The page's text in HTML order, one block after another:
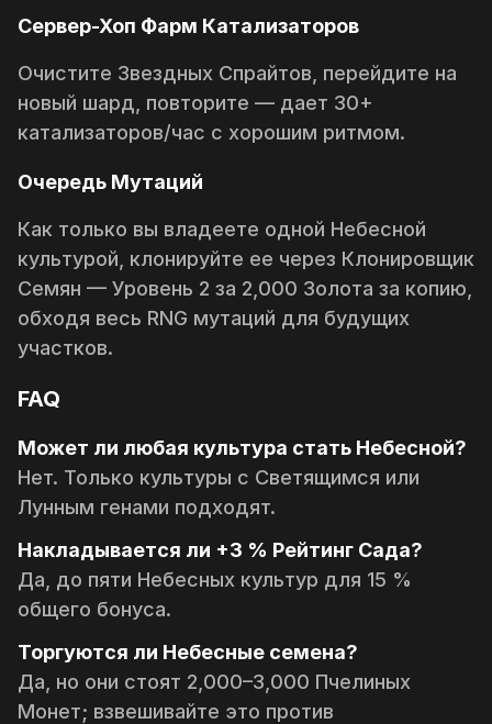
Сервер-Хоп Фарм Катализаторов
Очистите Звездных Спрайтов, перейдите на
новый шард, повторите — дает 30+
катализаторов/час с хорошим ритмом.
Очередь Мутаций
Как только вы владеете одной Небесной
культурой, клонируйте ее через Клонировщик
Семян — Уровень 2 за 2,000 Золота за копию,
обходя весь RNG мутаций для будущих
участков.
FAQ
Может ли любая культура стать Небесной?
Нет. Только культуры с Светящимся или
Лунным генами подходят.
Накладывается ли +3 % Рейтинг Сада?
Да, до пяти Небесных культур для 15 %
общего бонуса.
Торгуются ли Небесные семена?
Да, но они стоят 2,000–3,000 Пчелиных
Монет; взвешивайте это против